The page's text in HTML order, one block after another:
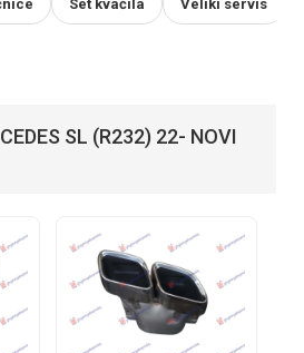
Set kvačila Veliki servis
SL (R232) 22- NOVI